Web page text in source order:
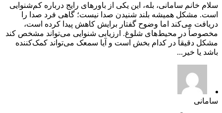
سلام خانم سامانی، بله، این یکی از باورهای رایج درباره کم‌شنوایی
است. مشکل همیشه بلند شنیدن صدا نیست؛ گاهی فرد صدا را
دریافت می‌کند اما وضوح گفتار برایش کاهش پیدا کرده است،
مخصوصاً در محیط‌های شلوغ. ارزیابی شنوایی می‌تواند مشخص کند
مشکل دقیقاً در کدام بخش است و آیا سمعک می‌تواند کمک‌کننده
باشد یا خیر...
سامانی